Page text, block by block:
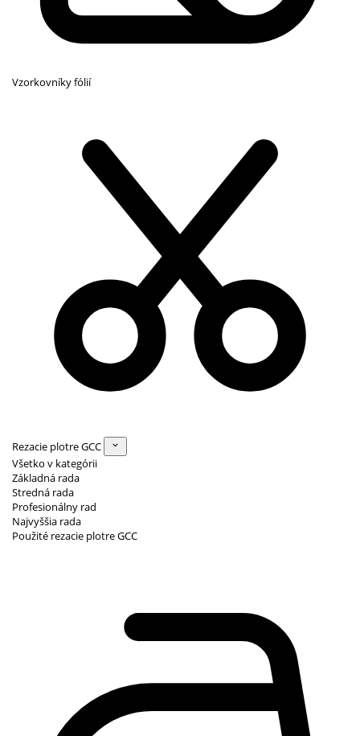
Vzorkovníky fólií
Rezacie plotre GCC
Všetko v kategórii
Základná rada
Stredná rada
Profesionálny rad
Najvyššia rada
Použité rezacie plotre GCC